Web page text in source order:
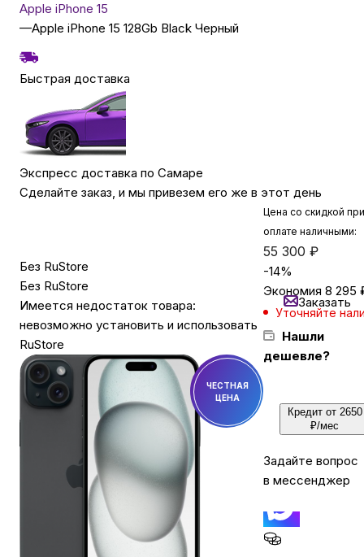
Красота и здоровье
Сумки и чемоданы
Для дома и дачи
LEGO
Для домашних питомцев
Умный дом и безопасность
Автомобильные аксессуары
Сервисный центр Apple в Самаре
Apple iPhone 15
—Apple iPhone 15 128Gb Black Черный
Быстрая доставка
Экспресс доставка по Самаре
Сделайте заказ, и мы привезем его же в этот день
Без RuStore
Без RuStore
Имеется недостаток товара:
невозможно установить и использовать
RuStore
ЧЕСТНАЯ
ЦЕНА
Цена со скидкой при
оплате наличными:
55 300 ₽
-14%
Экономия 8 295
Уточняйте
Нашли
дешевле?
Заказать
Кредит от 2650
₽/мес
Задайте вопрос
в мессенджер